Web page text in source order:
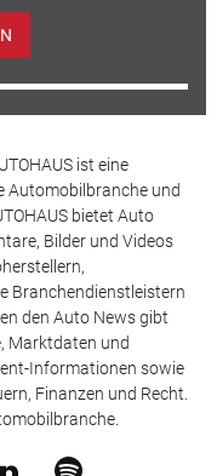
ist eine
Automobilbranche und
bietet Auto
Bilder und Videos
Branchendienstleistern
den Auto News gibt
Marktdaten und
Informationen sowie
Finanzen und Recht.